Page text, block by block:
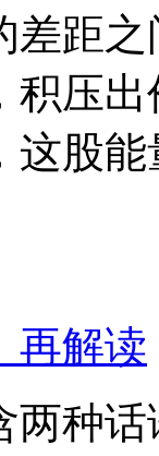
差距
积压
这股
解读
两种